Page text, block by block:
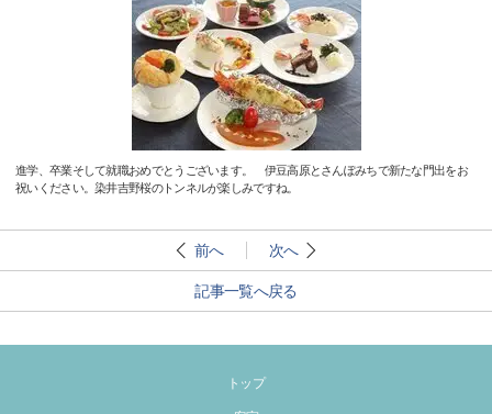
進学、卒業そして就職おめでとうございます。 伊豆高原とさんぽみちで新たな門出をお
祝いください。染井吉野桜のトンネルが楽しみですね。
前へ 次へ
記事一覧へ戻る
トップ